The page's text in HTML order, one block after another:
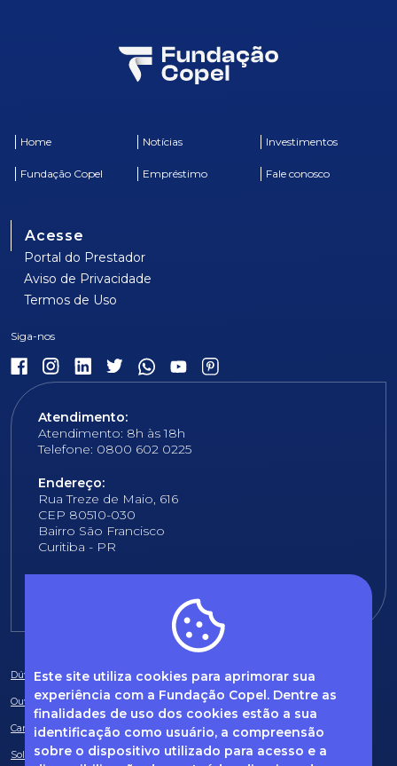
Este site utiliza cookies para aprimorar sua
experiência com a Fundação Copel. Dentre as
finalidades de uso dos cookies estão a sua
identificação como usuário, a compreensão
sobre o dispositivo utilizado para acesso e a
Home Notícias Investimentos
Fundação Copel Empréstimo Fale conosco
Acesse
Portal do Prestador
Aviso de Privacidade
Termos de Uso
Atendimento:
Atendimento: 8h às 18h
Telefone: 0800 602 0225
Endereço:
Rua Treze de Maio, 616
CEP 80510-030
Bairro São Francisco
Curitiba - PR
Dúvidas frequentes
Ouvidoria
Canal de Denúncias
Solicitação de informações